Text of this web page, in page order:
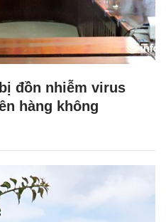
đồn nhiễm virus
hàng không